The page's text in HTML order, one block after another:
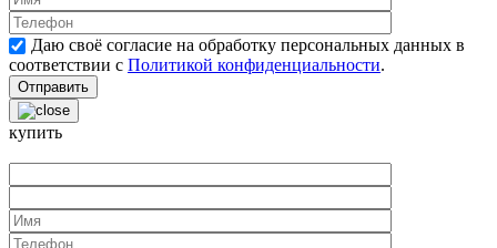
Даю своё согласие на обработку персональных данных в
соответствии с Политикой конфиденциальности.
купить